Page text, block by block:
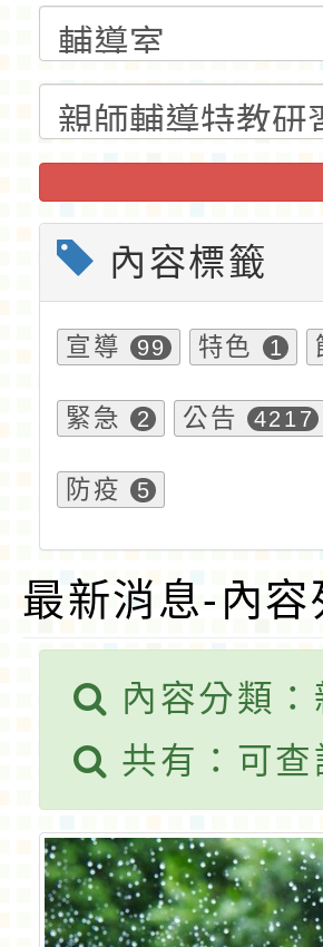
內容標籤
宣導 99 特色 1
緊急 2 公告 4217
防疫 5
最新消息-內容
內容分類
共有：可查